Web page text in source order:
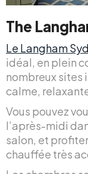
The
Le Langham
idéal, en plein
nombreux sites
calme,
Vous pouvez
l’après-midi
salon, et
chauffée très